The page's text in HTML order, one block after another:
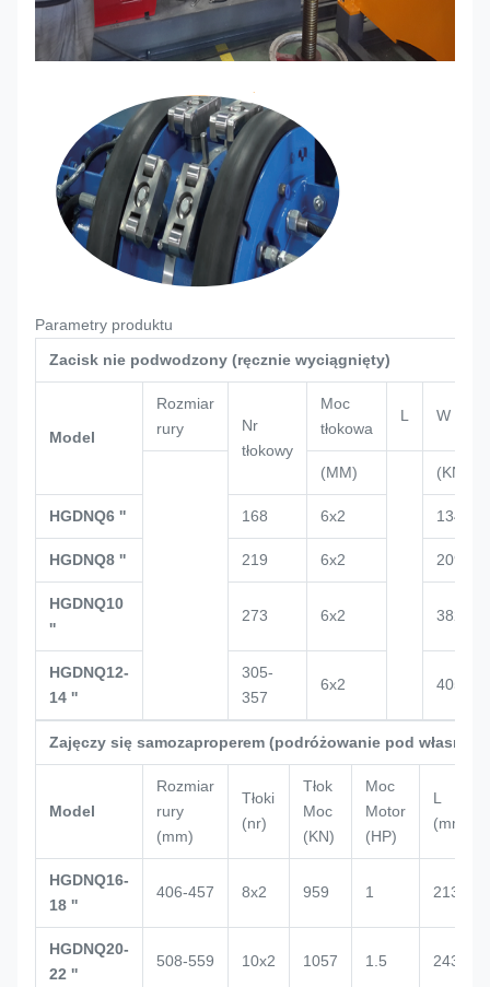
Parametry produktu
Zacisk nie podwodzony (ręcznie wyciągnięty)
Model
Rozmiar
rury
Nr
tłokowy
Moc
tłokowa
L W
(MM) (KN)
HGDNQ6 '' 168 6x2 134
HGDNQ8 '' 219 6x2 209
HGDNQ10
''
273 6x2 382
HGDNQ12-
14 ''
305-
357
6x2 405
Zajęczy się samozaproperem (podróżowanie pod własną
Model
Rozmiar
rury
(mm)
Tłoki
(nr)
Tłok
Moc
(KN)
Moc
Motor
(HP)
L
(mm)
HGDNQ16-
18 ''
406-457 8x2 959 1 2132
HGDNQ20-
22 ''
508-559 10x2 1057 1.5 2434